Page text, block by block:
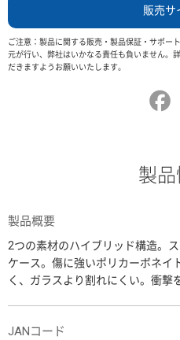
販売サ
ご注意：製品に関する販売・製品保証・サポー
元が行い、弊社はいかなる責任も負いません。
だきますようお願いいたします。
製
製品概要
2つの素材のハイブリッド構造。
ケース。傷に強いポリカーボネイ
く、ガラスより割れにくい。衝撃
JANコード